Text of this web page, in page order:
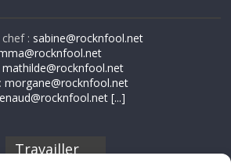
: sabine@rocknfool.net
mathilde@rocknfool.net
morgane@rocknfool.net
[...]
Travailler